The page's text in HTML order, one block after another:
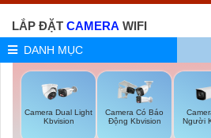
LẮP ĐẶT CAMERA WIFI
DANH MỤC
Camera Dual Light
Kbvision
Camera Có Báo
Động Kbvision
Người